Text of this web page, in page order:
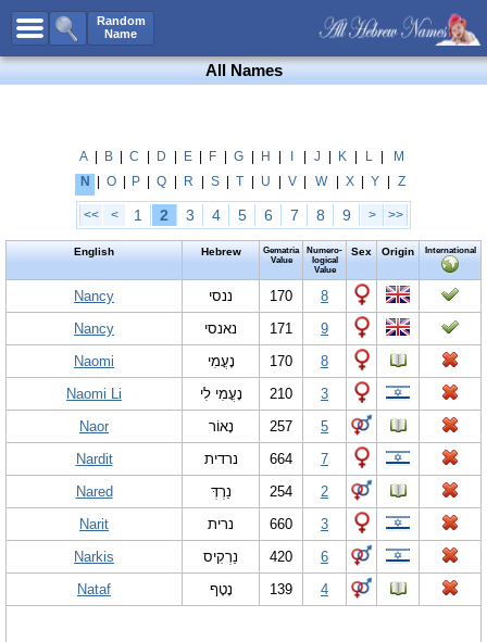
Random
Name
All Names
Boy Names
Unisex Names
Popular Names
Unique Names
Celebs B. DaysNew!
Numerology
Contact Us
All Names
A B C D E F G H J K L
M
N
O P Q R S T U V W X Y Z
<< < 1 2 3 4 5 6 7 8 9 > >>
English Hebrew
Gematria
Value
Numero-
logical
Value
Sex Origin International
Nancy ננסי 170
8
Nancy
נאנסי 171
9
Naomi
נָעֳמִי 170
8
Naomi Li
נָעֳמִי לִי 210
3
Naor
נָאוֹר 257
5
Nardit
נרדית 664
7
Nared
נֵרְדְּ 254
2
Narit
נרית 660
3
Narkis
נַרְקִיס 420
6
Nataf
נָטָף 139 4